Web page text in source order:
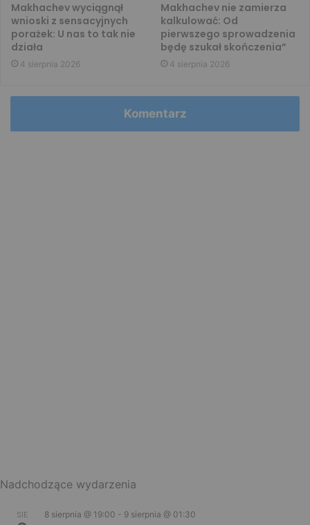
Makhachev wyciągnął
wnioski z sensacyjnych
porażek: U nas to tak nie
działa
4 sierpnia 2026
Makhachev nie zamierza
kalkulować: Od
pierwszego sprowadzenia
będę szukał skończenia”
4 sierpnia 2026
Komentarz
Nadchodzące wydarzenia
SIE 8 sierpnia @ 19:00 - 9 sierpnia @ 01:30